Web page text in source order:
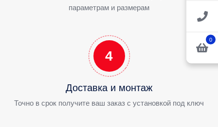
0
параметрам и размерам
4
Доставка и монтаж
Точно в срок получите ваш заказ с установкой под ключ